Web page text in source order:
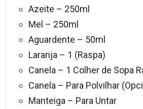
Azeite – 250ml
Mel – 250ml
Aguardente – 50ml
Laranja – 1 (Raspa)
Canela – 1 Colher de Sopa
Canela – Para Polvilhar
Manteiga – Para Untar